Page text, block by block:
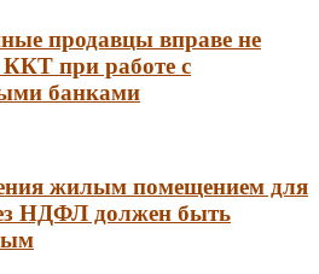
продавцы вправе не
при работе с
банками
жилым помещением для
НДФЛ должен быть